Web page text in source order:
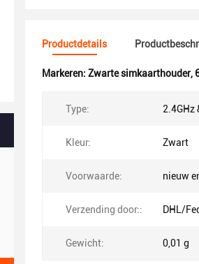
Productdetails
Markeren: Zwarte simkaarthouder,
Type: 2.4GHz
Kleur: Zwart
Voorwaarde: nieuw
Verzending door:: DHL/
Gewicht: 0,01 g